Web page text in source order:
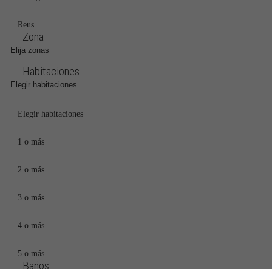
Reus
Zona
Elija zonas
Habitaciones
Elegir habitaciones
Elegir habitaciones
1 o más
2 o más
3 o más
4 o más
5 o más
Baños